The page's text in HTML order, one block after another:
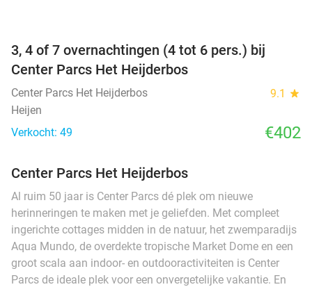
3, 4 of 7 overnachtingen (4 tot 6 pers.) bij
Center Parcs Het Heijderbos
Center Parcs Het Heijderbos 9.1 star
Heijen
Verkocht: 49
€402
Center Parcs Het Heijderbos
Al ruim 50 jaar is Center Parcs dé plek om nieuwe
herinneringen te maken met je geliefden. Met compleet
ingerichte cottages midden in de natuur, het zwemparadijs
Aqua Mundo, de overdekte tropische Market Dome en een
groot scala aan indoor- en outdooractiviteiten is Center
Parcs de ideale plek voor een onvergetelijke vakantie. En